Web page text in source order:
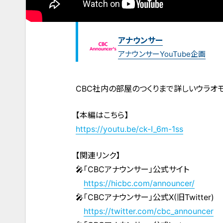
アナウンサー
アナウンサーYouTube企画
CBC社内の部屋のつくりまで詳しいウラオ
【本編はこちら】
https://youtu.be/ck-I_6m-1ss
【関連リンク】
🎤「CBCアナウンサー」公式サイト
https://hicbc.com/announcer/
🎤「CBCアナウンサー」公式X(旧Twitter)
https://twitter.com/cbc_announcer